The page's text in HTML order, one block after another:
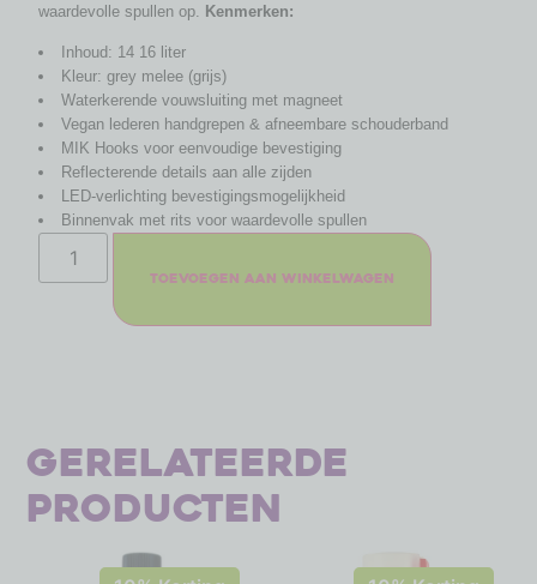
waardevolle spullen op.
Kenmerken:
Inhoud: 14 16 liter
Kleur: grey melee (grijs)
Waterkerende vouwsluiting met magneet
Vegan lederen handgrepen & afneembare schouderband
MIK Hooks voor eenvoudige bevestiging
Reflecterende details aan alle zijden
LED-verlichting bevestigingsmogelijkheid
Binnenvak met rits voor waardevolle spullen
Toevoegen aan winkelwagen
Gerelateerde
producten